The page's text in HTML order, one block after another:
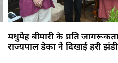
मधुमेह बीमारी के प्रति
राज्यपाल डेका ने दिखाई हरी झंडी